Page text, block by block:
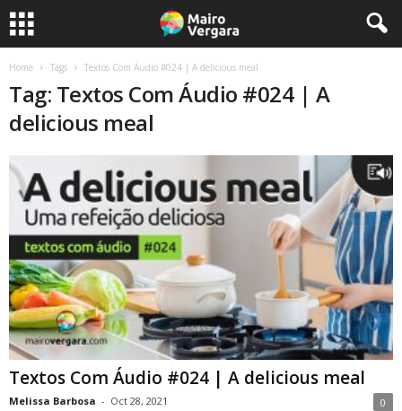
Home Tags Textos Com Áudio #024 | A delicious meal
Tag: Textos Com Áudio #024 | A
delicious meal
Textos Com Áudio #024 | A delicious meal
Melissa Barbosa - Oct 28, 2021 0